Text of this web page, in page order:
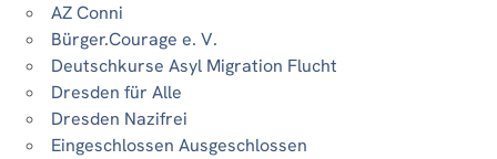
AZ Conni
Bürger.Courage e. V.
Deutschkurse Asyl Migration Flucht
Dresden für Alle
Dresden Nazifrei
Eingeschlossen Ausgeschlossen